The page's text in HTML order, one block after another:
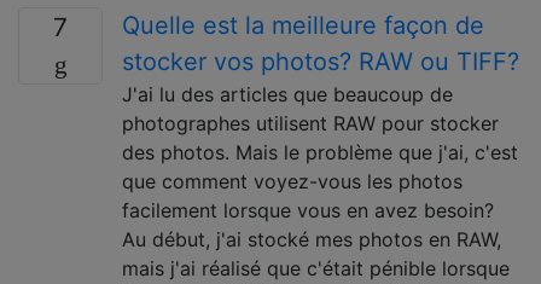
7
Quelle est la meilleure façon de
stocker vos photos? RAW ou TIFF?
J'ai lu des articles que beaucoup de
photographes utilisent RAW pour stocker
des photos. Mais le problème que j'ai, c'est
que comment voyez-vous les photos
facilement lorsque vous en avez besoin?
Au début, j'ai stocké mes photos en RAW,
mais j'ai réalisé que c'était pénible lorsque